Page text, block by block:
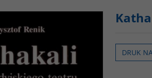
DRUK